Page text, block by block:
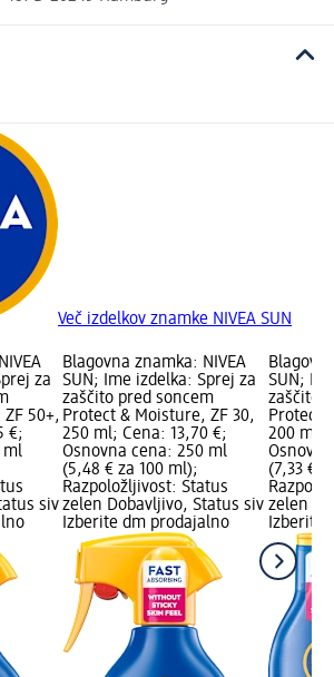
Več izdelkov znamke NIVEA SUN
za
50+,
€;
ml
siv
Blagovna znamka: NIVEA
SUN; Ime izdelka: Sprej za
zaščito pred soncem
Protect & Moisture, ZF 30,
250 ml; Cena: 13,70 €;
Osnovna cena: 250 ml
(5,48 € za 100 ml);
Razpoložljivost: Status
zelen Dobavljivo, Status siv
Izberite dm prodajalno
SUN;
zaščito
Protect
200 ml;
(7,33 €
zelen
Izberite